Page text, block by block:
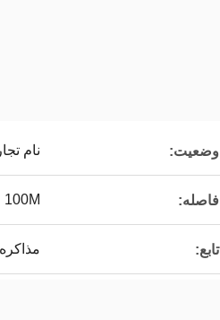
وضعیت: نام
فاصله: 100M
تابع: